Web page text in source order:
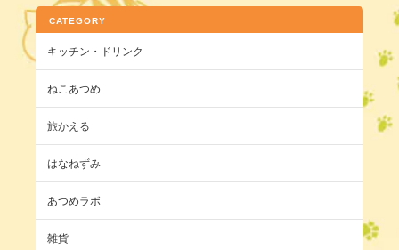
CATEGORY
キッチン・ドリンク
ねこあつめ
旅かえる
はなねずみ
あつめラボ
雑貨